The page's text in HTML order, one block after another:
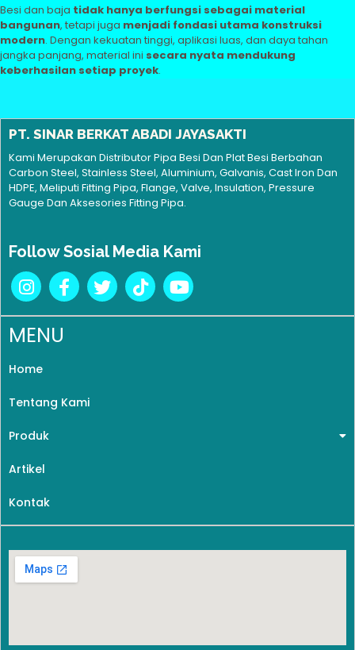
Besi dan baja tidak hanya berfungsi sebagai material
bangunan, tetapi juga menjadi fondasi utama konstruksi
modern. Dengan kekuatan tinggi, aplikasi luas, dan daya tahan
jangka panjang, material ini secara nyata mendukung
keberhasilan setiap proyek.
PT. SINAR BERKAT ABADI JAYASAKTI
Kami Merupakan Distributor Pipa Besi Dan Plat Besi Berbahan
Carbon Steel, Stainless Steel, Aluminium, Galvanis, Cast Iron Dan
HDPE, Meliputi Fitting Pipa, Flange, Valve, Insulation, Pressure
Gauge Dan Aksesories Fitting Pipa.
Follow Sosial Media Kami
MENU
Home
Tentang Kami
Produk
Artikel
Kontak